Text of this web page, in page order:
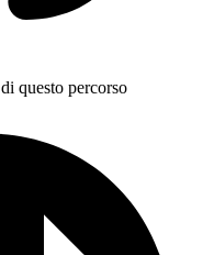
di questo percorso